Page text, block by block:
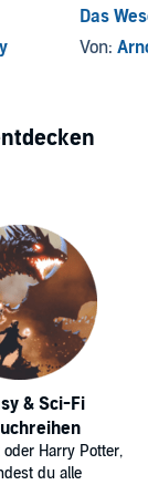
Das
Von:
& Sci-Fi
oder Harry Potter,
du alle